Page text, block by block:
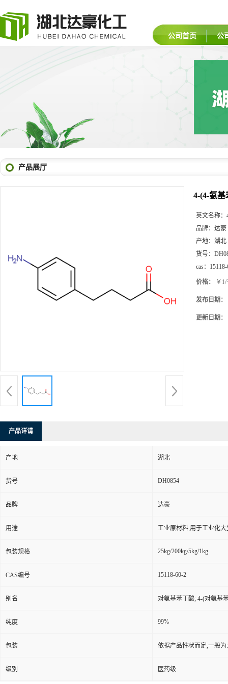
公司首页 公
产品展厅
4-(4-氨
英文名称：
品牌： 达豪
产地： 湖北
货号：
cas：
价格： ￥
发布日期：
更新日期：
产品详请
产地 湖北
货号 DH0854
品牌 达豪
用途 工业原材料,用于工业化大
包装规格 25kg/200kg/5kg/1kg
CAS编号 15118-60-2
别名 对氨基苯丁酸; 4-(对氨基
纯度 99%
包装 依据产品性状而定,一般
级别 医药级